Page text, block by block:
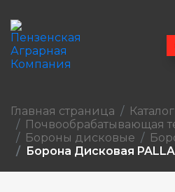
Главная страница
Каталог
Почвообраба­тывающая
Бороны дисковые
Борона Дисковая